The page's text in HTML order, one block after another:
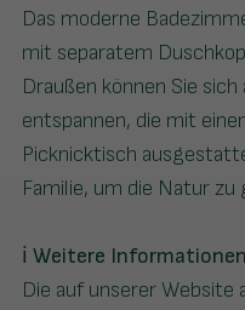
Das moderne
mit separatem
Draußen können Sie
entspannen, die mit
Picknicktisch
Familie, um die Natur zu
ℹ️ Weitere Informationen
Die auf unserer Website